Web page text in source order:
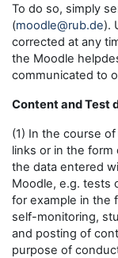
To do so, simply
(moodle@rub.de).
corrected at any
the Moodle
communicated to
Content and Test
(1) In the course
links or in the form
the data entered
Moodle, e.g. tests
for example in the
self-monitoring,
and posting of
purpose of